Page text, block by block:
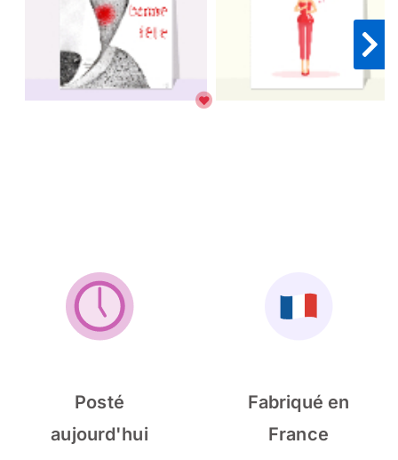
Posté
aujourd'hui
Fabriqué en
France